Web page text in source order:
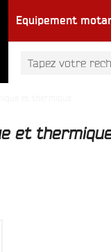
Equipement
et